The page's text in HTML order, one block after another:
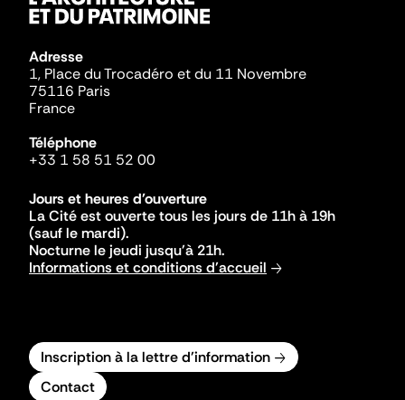
Adresse
1, Place du Trocadéro et du 11 Novembre
75116 Paris
France
Téléphone
+33 1 58 51 52 00
Jours et heures d'ouverture
La Cité est ouverte tous les jours de 11h à 19h
(sauf le mardi).
Nocturne le jeudi jusqu'à 21h.
Informations et conditions d'accueil
Inscription à la lettre d'information
Contact